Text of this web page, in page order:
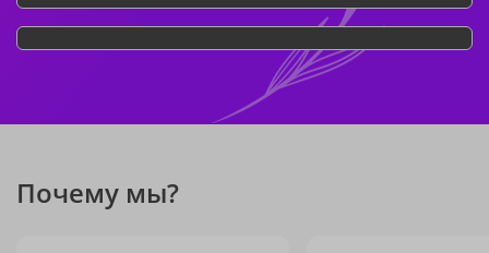
Почему мы?